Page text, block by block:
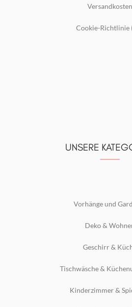
Versandkosten
Cookie-Richtlinie
UNSERE
Vorhänge und
Deko &
Geschirr &
Tischwäsche &
Kinderzimmer &